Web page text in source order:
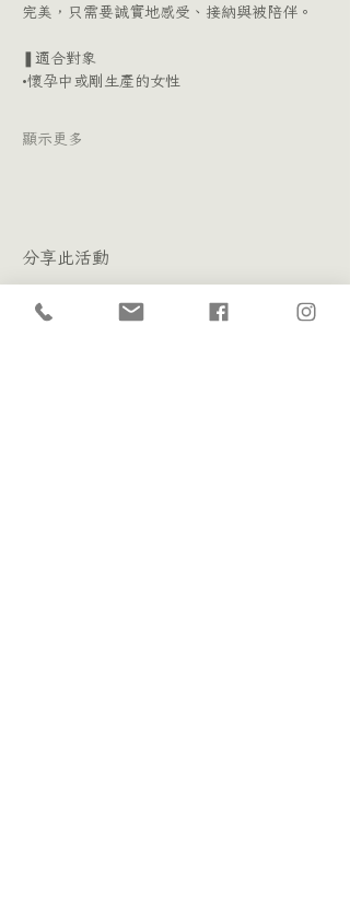
完美，只需要誠實地感受、接納與被陪伴。
❚適合對象
•懷孕中或剛生產的女性
顯示更多
分享此活動